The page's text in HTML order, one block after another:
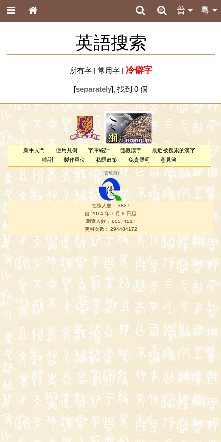
粵
普
英語搜索
所有字| 常用字| 冷僻字
[separately], 找到 0 個
新手入門 使用凡例 字庫統計 隨機漢字
最近被搜索的漢字
鳴謝
製作單位 私隱政策 免責聲明 意見簿
（管理員 ）
在線人數： 3827
自 2014 年 7 月 8 日起
瀏覽人數： 80374217
使用次數： 294484172